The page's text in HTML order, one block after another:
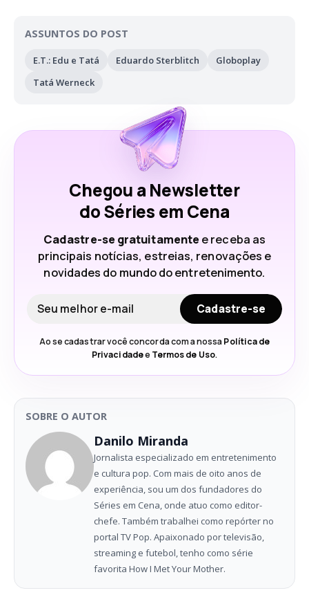
ASSUNTOS DO POST
E.T.: Edu e Tatá Eduardo Sterblitch
Globoplay
Tatá Werneck
Chegou a Newsletter
do Séries em Cena
Cadastre-se gratuitamente e receba as
principais notícias, estreias, renovações e
novidades do mundo do entretenimento.
Seu e-mail
Cadastre-se
Ao se cadastrar você concorda com a nossa Política de
Privacidadee Termos de Uso.
SOBRE O AUTOR
Danilo Miranda
Jornalista especializado em entretenimento
e cultura pop. Com mais de oito anos de
experiência, sou um dos fundadores do
Séries em Cena, onde atuo como editor-
chefe. Também trabalhei como repórter no
portal TV Pop. Apaixonado por televisão,
streaming e futebol, tenho como série
favorita How I Met Your Mother.